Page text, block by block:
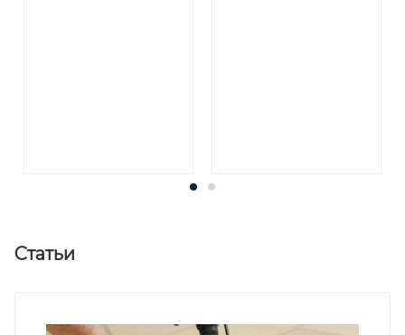
Статьи